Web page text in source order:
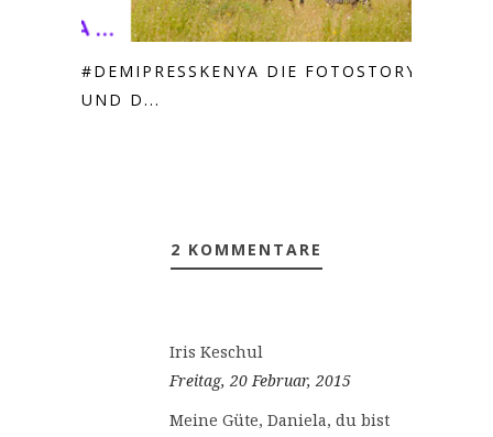
#DEMIPRESSKENYA DIE FOTOSTORY
UND D...
2 KOMMENTARE
Iris Keschul
Freitag, 20 Februar, 2015
Meine Güte, Daniela, du bist